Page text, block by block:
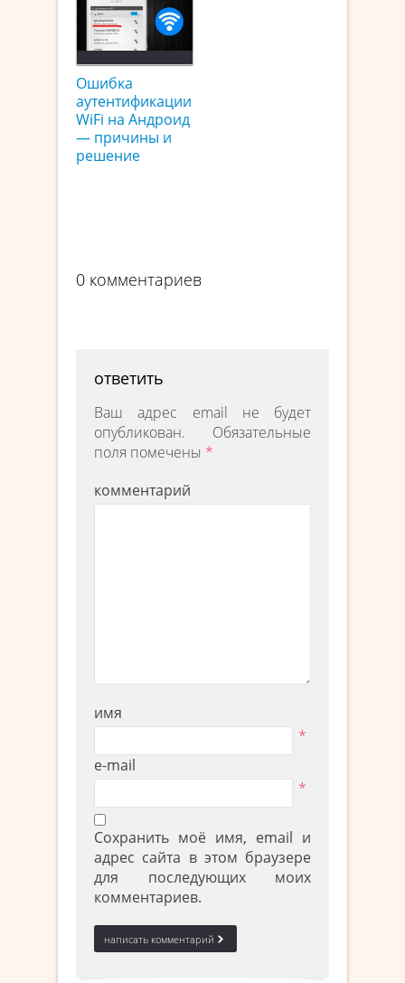
Ошибка
аутентификации
WiFi на Андроид
— причины и
решение
0 комментариев
ответить
Ваш адрес email не будет
опубликован.
Обязательные
поля помечены *
комментарий
имя
*
e-mail
*
Сохранить моё имя, email и
адрес сайта в этом браузере
для последующих моих
комментариев.